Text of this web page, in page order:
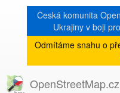
Česká komunita
Ukrajiny v boji
Odmítáme snahu o
OpenStreetMap.cz
8
« zpět na
[Talk-cz]
Tagování